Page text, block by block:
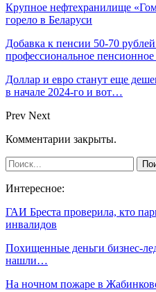
Крупное нефтехранилище
горело в Беларуси
Добавка к пенсии 50-70
профессиональное пенсионное
Доллар и евро станут еще
в начале 2024-го и вот…
Prev Next
Комментарии закрыты.
Интересное:
ГАИ Бреста проверила, кто
инвалидов
Похищенные деньги бизнес-
нашли…
На ночном пожаре в